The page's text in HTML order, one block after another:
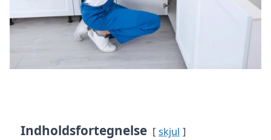
Indholdsfortegnelse skjul